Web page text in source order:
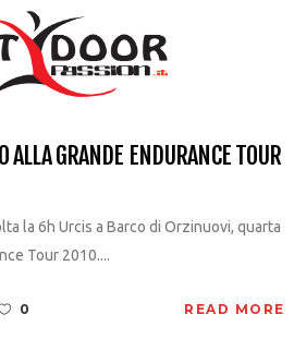
ALLA GRANDE ENDURANCE TOUR
la 6h Urcis a Barco di Orzinuovi, quarta
Tour 2010....
0 READ MORE